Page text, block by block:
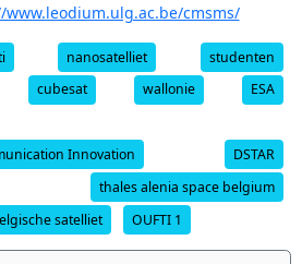
cmsms/
nanosatelliet
studenten
cubesat wallonie
ESA
Innovation
DSTAR
thales alenia space belgium
satelliet OUFTI 1